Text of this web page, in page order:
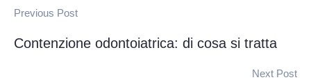
Previous Post
Contenzione odontoiatrica: di cosa si tratta
Next Post